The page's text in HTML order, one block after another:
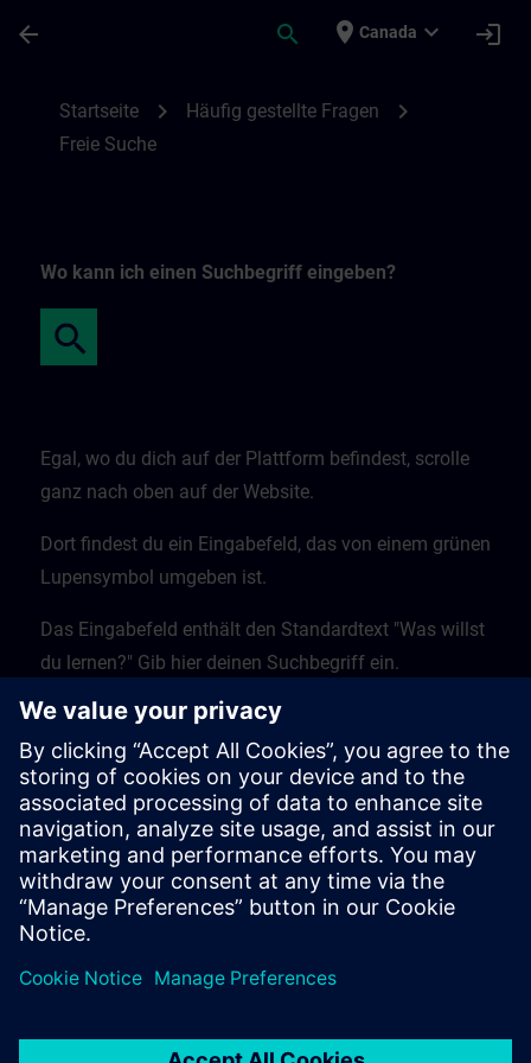
arrow_back search place Canada expand_more login
Startseite chevron_right Häufig gestellte Fragen chevron_right
Freie Suche
Wo kann ich einen Suchbegriff eingeben?
Egal, wo du dich auf der Plattform befindest, scrolle
ganz nach oben auf der Website.
Dort findest du ein Eingabefeld, das von einem grünen
Lupensymbol umgeben ist.
Das Eingabefeld enthält den Standardtext "Was willst
du lernen?" Gib hier deinen Suchbegriff ein.
Klicke auf die Lupe, um den Suchvorgang zu starten.